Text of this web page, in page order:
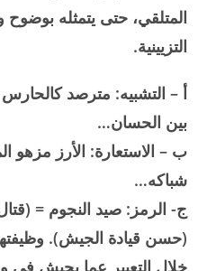
المتلقي، حتى يتمثله بوضوح
التزيينية.
أ – التشبيه: مترصد كالحارس
بين الحسان…
ب – الاستعارة: الأرز
شباكه…
ج- الرمز: صيد النجوم =
(حسن قيادة الجيش).
خلال التعبير عما يجيش